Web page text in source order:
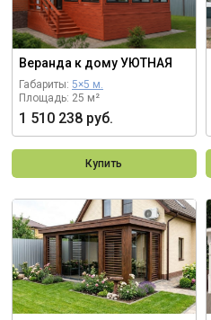
Веранда к дому УЮТНАЯ
Габариты: 5×5 м.
Площадь: 25 м²
1 510 238 руб.
Купить